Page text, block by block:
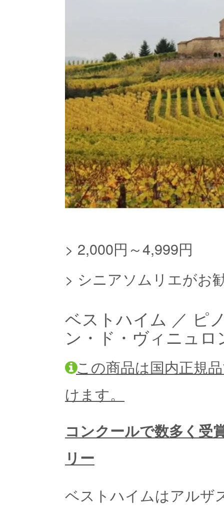
> 2,000円～4,999円
> シニアソムリエがお
ベストハイム ／ ピ
ン・ド・ヴィニュロ
この商品は国内正規
けます。
コンクールで数多く受
リー
ベストハイムはアルザ